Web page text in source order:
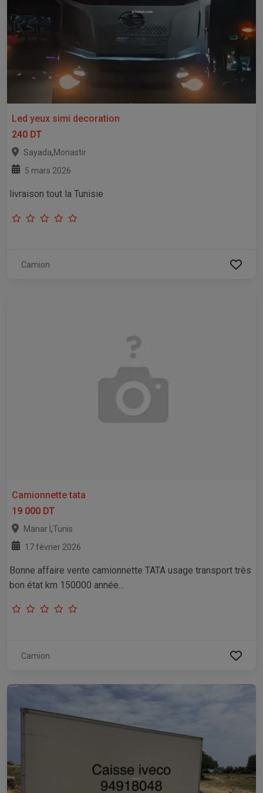
Led yeux simi decoration
240 DT
Sayada,Monastir
5 mars 2026
livraison tout la Tunisie
Camion
Camionnette tata
19 000 DT
Manar I ,Tunis
17 février 2026
Bonne affaire vente camionnette TATA usage transport très
bon état km 150000 année...
Camion